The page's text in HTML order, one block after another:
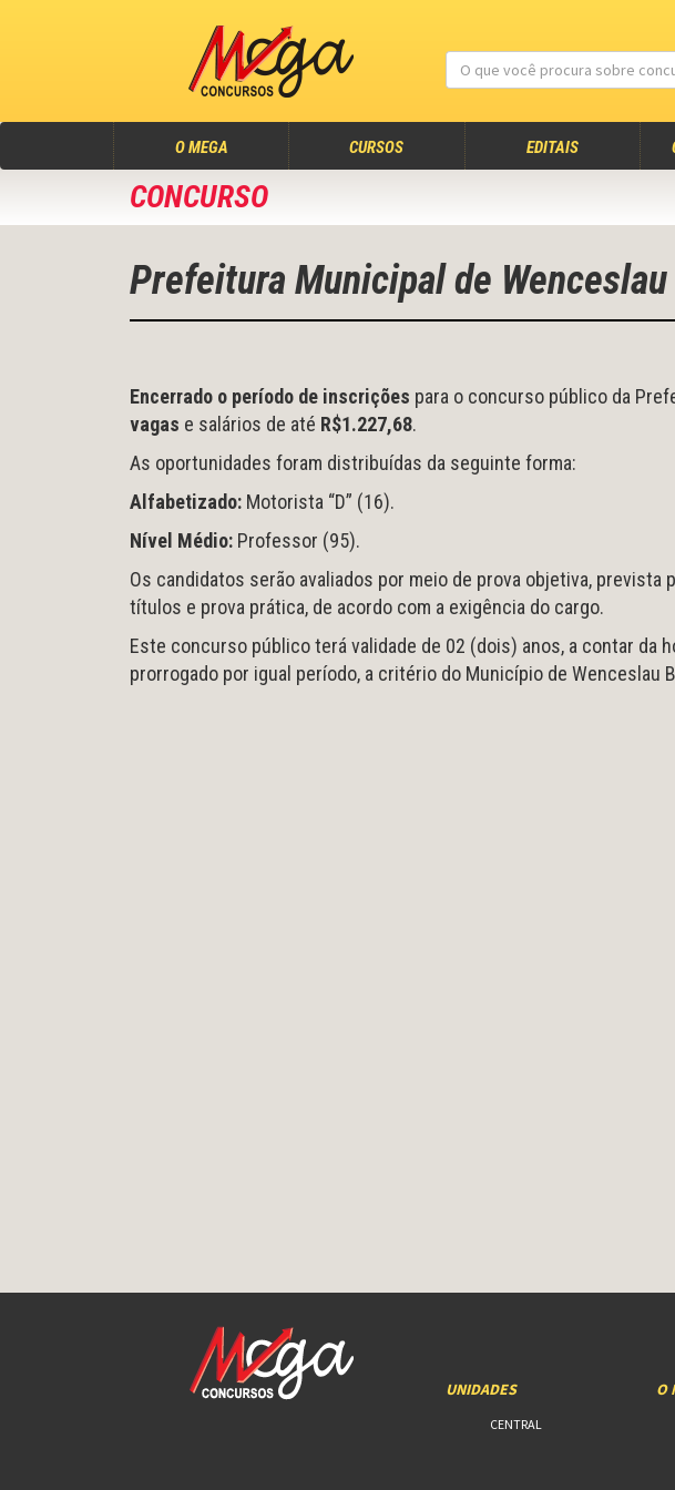
O MEGA(atual) CURSOS EDITAIS
CONCURSO
Prefeitura Municipal de Wenceslau
Encerrado o período de inscrições para o concurso público da
vagas e salários de até R$1.227,68.
As oportunidades foram distribuídas da seguinte forma:
Alfabetizado: Motorista “D” (16).
Nível Médio: Professor (95).
Os candidatos serão avaliados por meio de prova objetiva, prevista
títulos e prova prática, de acordo com a exigência do cargo.
Este concurso público terá validade de 02 (dois) anos, a contar da
prorrogado por igual período, a critério do Município de Wenceslau
UNIDADES
CENTRAL
O